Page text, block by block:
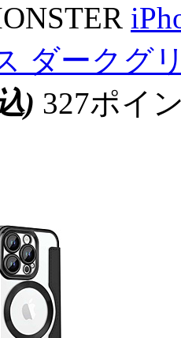
ダークグ
) 327ポイ